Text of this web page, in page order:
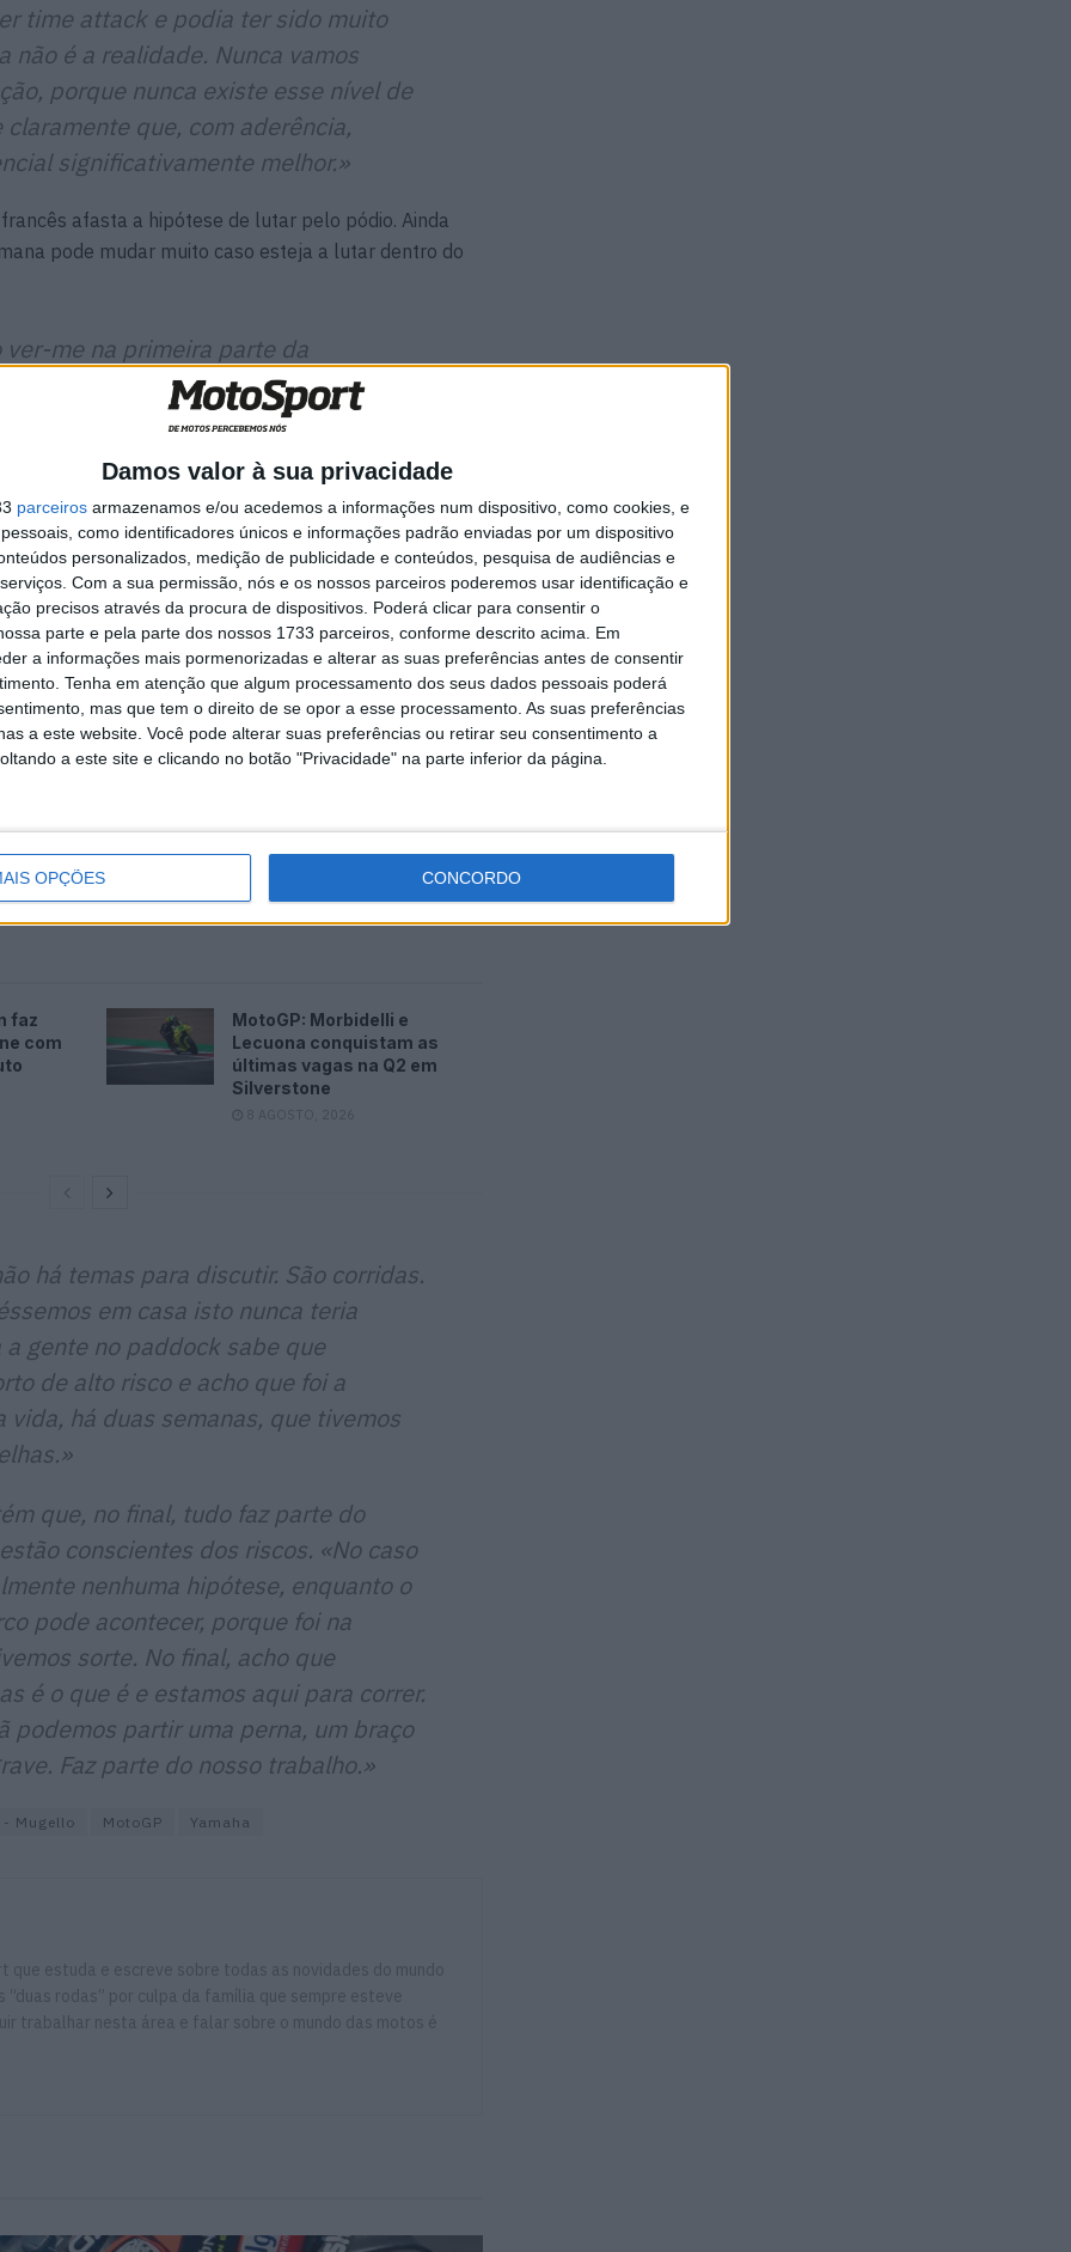
Damos valor à sua privacidade
parceiros armazenamos e/ou acedemos a informações num dispositivo, como cookies, e
como identificadores únicos e informações padrão enviadas por um dispositivo
personalizados, medição de publicidade e conteúdos, pesquisa de audiências e
Com a sua permissão, nós e os nossos parceiros poderemos usar identificação e
precisos através da procura de dispositivos. Poderá clicar para consentir o
parte e pela parte dos nossos 1733 parceiros, conforme descrito acima. Em
a informações mais pormenorizadas e alterar as suas preferências antes de consentir
Tenha em atenção que algum processamento dos seus dados pessoais poderá
mas que tem o direito de se opor a esse processamento. As suas preferências
a este website. Você pode alterar suas preferências ou retirar seu consentimento a
a este site e clicando no botão "Privacidade" na parte inferior da página.
OPÇÕES CONCORDO
time attack e podia ter sido muito
não é a realidade. Nunca vamos
porque nunca existe esse nível de
que, com aderência,
significativamente melhor.»
afasta a hipótese de lutar pelo pódio. Ainda
pode mudar muito caso esteja a lutar dentro do
me na primeira parte da
segunda. Diverti-me muito na corrida
que podia lutar e, também na
pilotos com quem já batalhei antes,
melhor, obviamente, mas acho
será duro.»
a sua opinião sobre a possível
moto a partir de 2027. «Acho que é
nas corridas flag-to-flag? Acho
o espetáculo quando cais na
até à box para pegar na segunda
termos duas motos.»
relativamente à Safety Commission, que
das duas bandeiras vermelhas e das três partidas no
faz
com
MotoGP: Morbidelli e
Lecuona conquistam as
últimas vagas na Q2 em
Silverstone
8 AGOSTO, 2026
há temas para discutir. São corridas.
em casa isto nunca teria
gente no paddock sabe que
de alto risco e acho que foi a
vida, há duas semanas, que tivemos
que, no final, tudo faz parte do
conscientes dos riscos. «No caso
nenhuma hipótese, enquanto o
pode acontecer, porque foi na
sorte. No final, acho que
é o que é e estamos aqui para correr.
podemos partir uma perna, um braço
Faz parte do nosso trabalho.»
Mugello MotoGP Yamaha
estuda e escreve sobre todas as novidades do mundo
“duas rodas” por culpa da família que sempre esteve
trabalhar nesta área e falar sobre o mundo das motos é